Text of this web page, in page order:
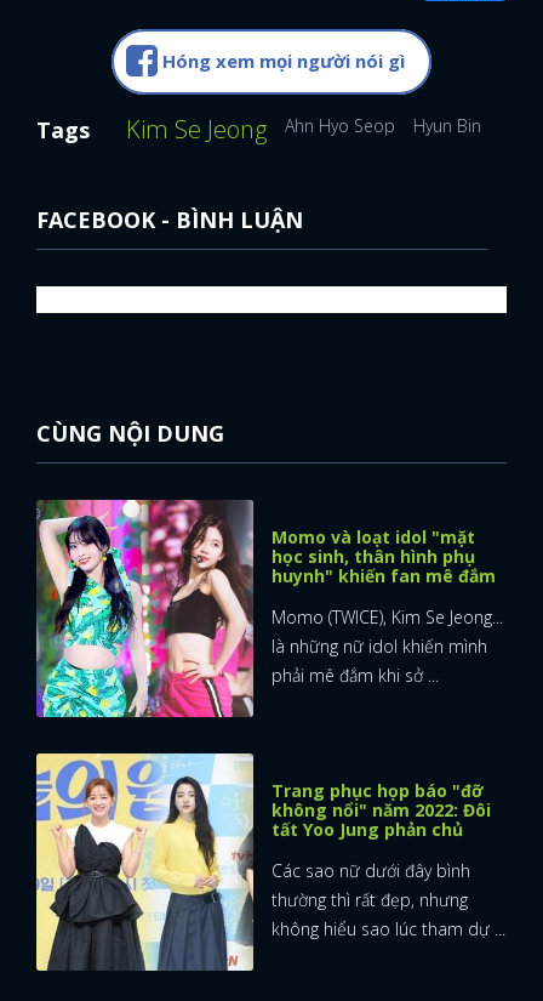
x
ĐĂNG NHẬP
Hóng xem mọi người nói gì
Tags Kim Se Jeong Ahn Hyo Seop Hyun Bin
FACEBOOK - BÌNH LUẬN
CÙNG NỘI DUNG
Momo và loạt idol "mặt
học sinh, thân hình phụ
huynh" khiến fan mê đắm
Momo (TWICE), Kim Se Jeong...
là những nữ idol khiến mình
phải mê đắm khi sở ...
Trang phục họp báo "đỡ
không nổi" năm 2022: Đôi
tất Yoo Jung phản chủ
Các sao nữ dưới đây bình
thường thì rất đẹp, nhưng
không hiểu sao lúc tham dự ...